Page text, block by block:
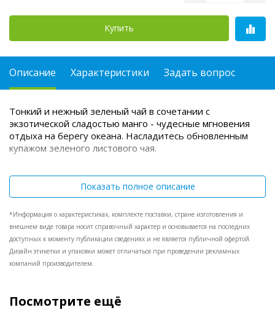
Купить
Описание Характеристики Задать вопрос
Тонкий и нежный зеленый чай в сочетании с
экзотической сладостью манго - чудесные мгновения
отдыха на берегу океана. Насладитесь обновленным
купажом зеленого листового чая.
Показать полное описание
*Информация о характеристиках, комплекте поставки, стране изготовления и
внешнем виде товара носит справочный характер и основывается на последних
доступных к моменту публикации сведениях и не является публичной офертой.
Дизайн этикетки и упаковки может отличаться при проведении рекламных
компаний производителем.
Посмотрите ещё